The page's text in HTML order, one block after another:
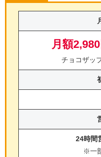
月額2,980
チョコザッ
24時間
※一